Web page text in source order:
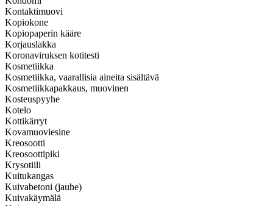
Kontaktimuovi
Kopiokone
Kopiopaperin kääre
Korjauslakka
Koronaviruksen kotitesti
Kosmetiikka
Kosmetiikka, vaarallisia aineita sisältävä
Kosmetiikkapakkaus, muovinen
Kosteuspyyhe
Kotelo
Kottikärryt
Kovamuoviesine
Kreosootti
Kreosoottipiki
Krysotiili
Kuitukangas
Kuivabetoni (jauhe)
Kuivakäymälä